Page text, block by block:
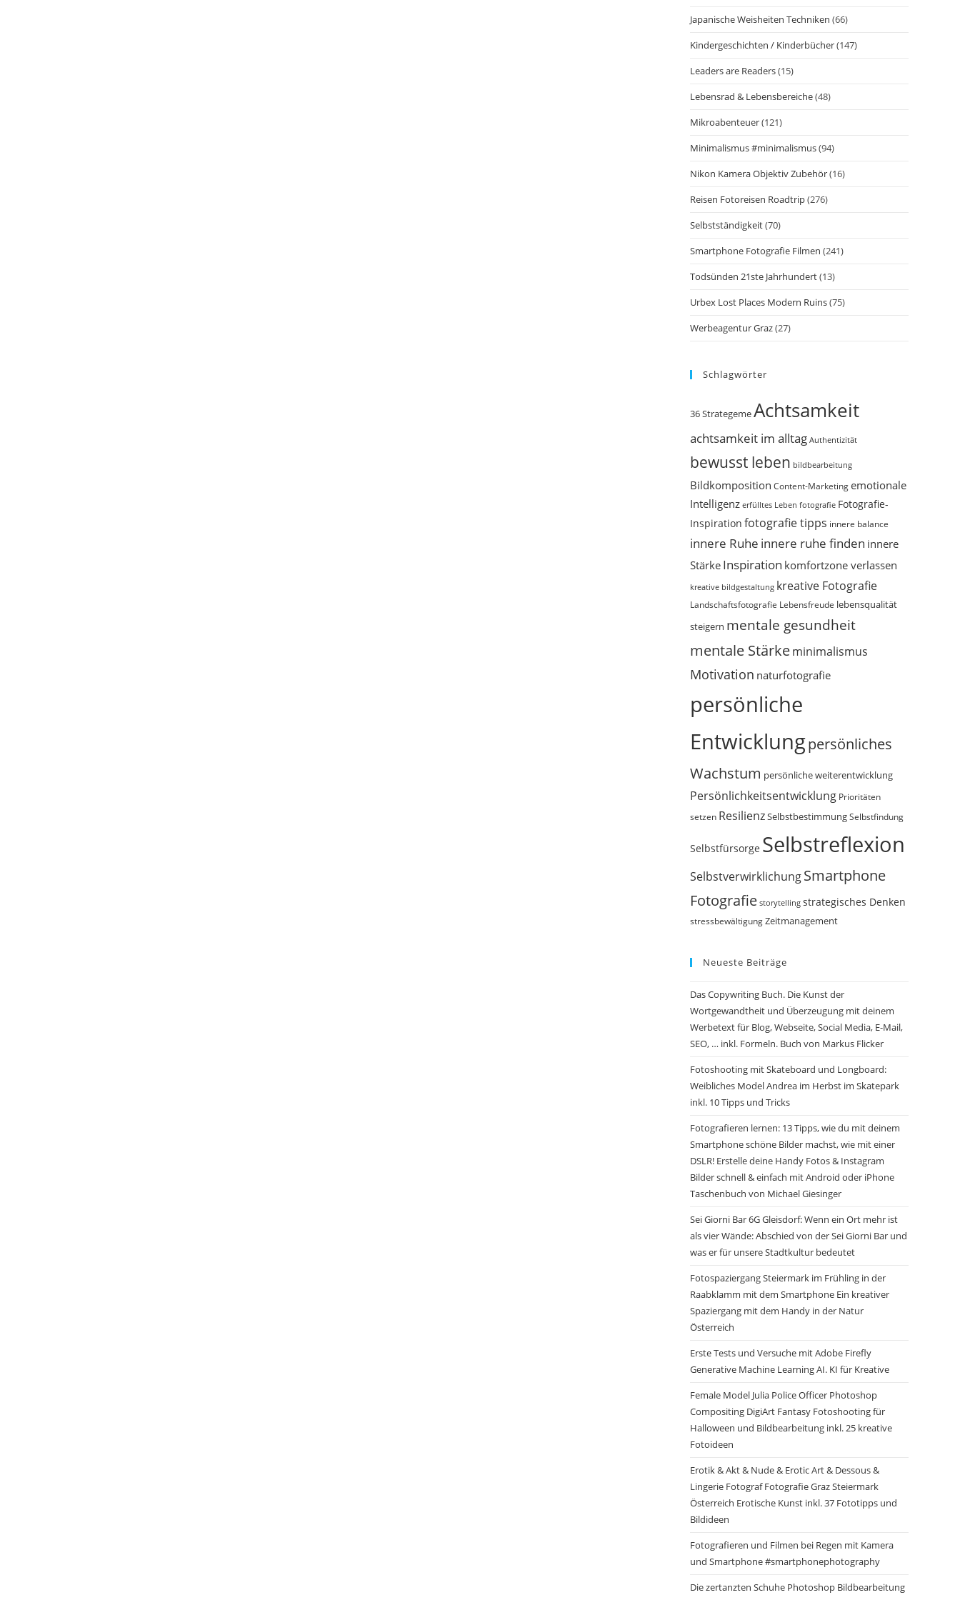
Japanische Weisheiten Techniken (66)
Kindergeschichten / Kinderbücher(147)
Leaders are Readers(15)
Lebensrad & Lebensbereiche(48)
Mikroabenteuer(121)
Minimalismus #minimalismus(94)
Nikon Kamera Objektiv Zubehör(16)
Reisen Fotoreisen Roadtrip(276)
Selbstständigkeit(70)
Smartphone Fotografie Filmen (241)
Todsünden 21ste Jahrhundert(13)
Urbex Lost Places Modern Ruins(75)
Werbeagentur Graz(27)
Schlagwörter
36 StrategemeAchtsamkeit
achtsamkeit im alltag Authentizität
bewusst leben bildbearbeitung
Bildkomposition Content-Marketingemotionale
Intelligenz erfülltes Leben fotografie Fotografie-
Inspiration fotografie tipps innere balance
innere Ruhe innere ruhe finden innere
Stärke Inspiration komfortzone verlassen
kreative bildgestaltung kreative Fotografie
Landschaftsfotografie Lebensfreude lebensqualität
steigern mentale gesundheit
mentale Stärkeminimalismus
Motivation naturfotografie
persönliche
Entwicklungpersönliches
Wachstum persönliche weiterentwicklung
Persönlichkeitsentwicklung Prioritäten
setzen ResilienzSelbstbestimmungSelbstfindung
Selbstfürsorge Selbstreflexion
SelbstverwirklichungSmartphone
Fotografie storytelling strategisches Denken
stressbewältigung Zeitmanagement
Neueste Beiträge
Das Copywriting Buch. Die Kunst der
Wortgewandtheit und Überzeugung mit deinem
Werbetext für Blog, Webseite, Social Media, E-Mail,
SEO, … inkl. Formeln. Buch von Markus Flicker
Fotoshooting mit Skateboard und Longboard:
Weibliches Model Andrea im Herbst im Skatepark
inkl. 10 Tipps und Tricks
Fotografieren lernen: 13 Tipps, wie du mit deinem
Smartphone schöne Bilder machst, wie mit einer
DSLR! Erstelle deine Handy Fotos & Instagram
Bilder schnell & einfach mit Android oder iPhone
Taschenbuch von Michael Giesinger
Sei Giorni Bar 6G Gleisdorf: Wenn ein Ort mehr ist
als vier Wände: Abschied von der Sei Gior­ni Bar und
was er für unsere Stadtkultur bedeutet
Fotospaziergang Steiermark im Frühling in der
Raabklamm mit dem Smartphone Ein kreativer
Spaziergang mit dem Handy in der Natur
Österreich
Erste Tests und Versuche mit Adobe Firefly
Generative Machine Learning AI. KI für Kreative
Female Model Julia Police Officer Photoshop
Compositing DigiArt Fantasy Fotoshooting für
Halloween und Bildbearbeitung inkl. 25 kreative
Fotoideen
Erotik & Akt & Nude & Erotic Art & Dessous &
Lingerie Fotograf Fotografie Graz Steiermark
Österreich Erotische Kunst inkl. 37 Fototipps und
Bildideen
Fotografieren und Filmen bei Regen mit Kamera
und Smartphone #smartphonephotography
Die zertanzten Schuhe Photoshop Bildbearbeitung